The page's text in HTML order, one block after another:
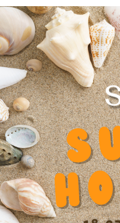
Produits
SU.620.001222.095.20
30 mm
24 mm
70680
SA-OUV 1222 A x
95 mm
Diamètre
Longueur
Coeff.
Diamètre
Diamètre
Diamètre